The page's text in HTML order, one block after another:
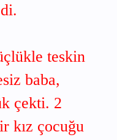
teskin
baba,
çekti. 2
kız çocuğu